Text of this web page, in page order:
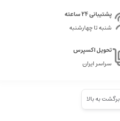
پشتیبانی 24 ساعته
شنبه تا چهارشنبه
تحویل اکسپرس
سراسر ایران
برگشت به بالا